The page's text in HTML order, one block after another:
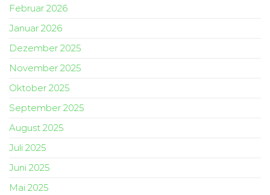
Februar 2026
Januar 2026
Dezember 2025
November 2025
Oktober 2025
September 2025
August 2025
Juli 2025
Juni 2025
Mai 2025